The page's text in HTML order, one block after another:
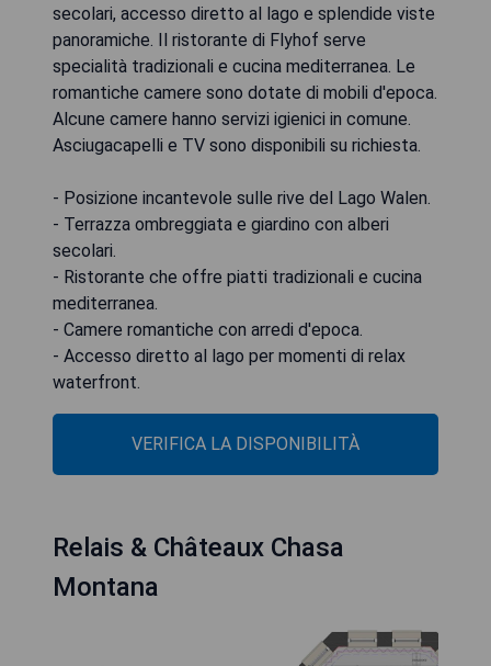
secolari, accesso diretto al lago e splendide viste
panoramiche. Il ristorante di Flyhof serve
specialità tradizionali e cucina mediterranea. Le
romantiche camere sono dotate di mobili d'epoca.
Alcune camere hanno servizi igienici in comune.
Asciugacapelli e TV sono disponibili su richiesta.
- Posizione incantevole sulle rive del Lago Walen.
- Terrazza ombreggiata e giardino con alberi
secolari.
- Ristorante che offre piatti tradizionali e cucina
mediterranea.
- Camere romantiche con arredi d'epoca.
- Accesso diretto al lago per momenti di relax
waterfront.
VERIFICA LA DISPONIBILITÀ
Relais & Châteaux Chasa
Montana